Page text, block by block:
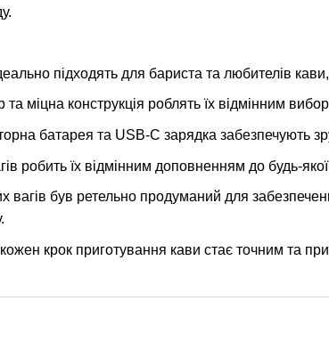
підходять для бариста та любителів
та міцна конструкція роблять їх відмінним
батарея та USB-C зарядка забезпечують
робить їх відмінним доповненням до будь-якої
вагів був ретельно продуманий для
крок приготування кави стає точним та